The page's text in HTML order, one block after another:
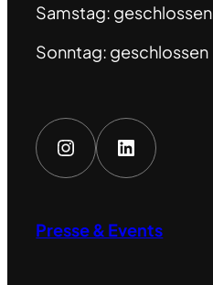
Samstag: geschlossen
Sonntag: geschlossen
Instagram LinkedIn
Presse & Events